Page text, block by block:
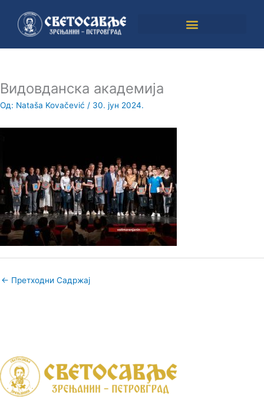
садржај
Видовданска академија
Од: Nataša Kovačević / 30. јун 2024.
← Претходни Садржај